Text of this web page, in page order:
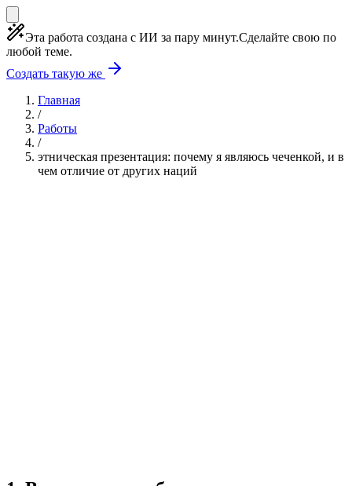
Эта работа создана с ИИ за пару минут.Сделайте свою по
любой теме.
Создать такую же
Главная
/
Работы
/
этническая презентация: почему я являюсь чеченкой, и в
чем отличие от других наций